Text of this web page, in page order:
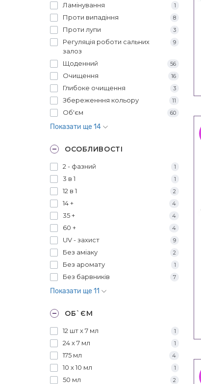
Ламінування 1
Проти випадіння 8
Проти лупи 3
Регуляція роботи сальних
залоз
9
Щоденний 56
Очищення 16
Глибоке очищення 3
Збереженння кольору 11
Об'єм 60
Показати ще 14
ОСОБЛИВОСТІ
2 - фазний 1
3 в 1 1
12 в 1 2
14 + 4
35 + 4
60 + 4
UV - захист 9
Без аміаку 2
Без аромату 1
Без барвників 7
Показати ще 11
ОБ`ЄМ
12 шт х 7 мл 1
24 х 7 мл 1
175 мл 4
10 х 10 мл 1
50 мл 2